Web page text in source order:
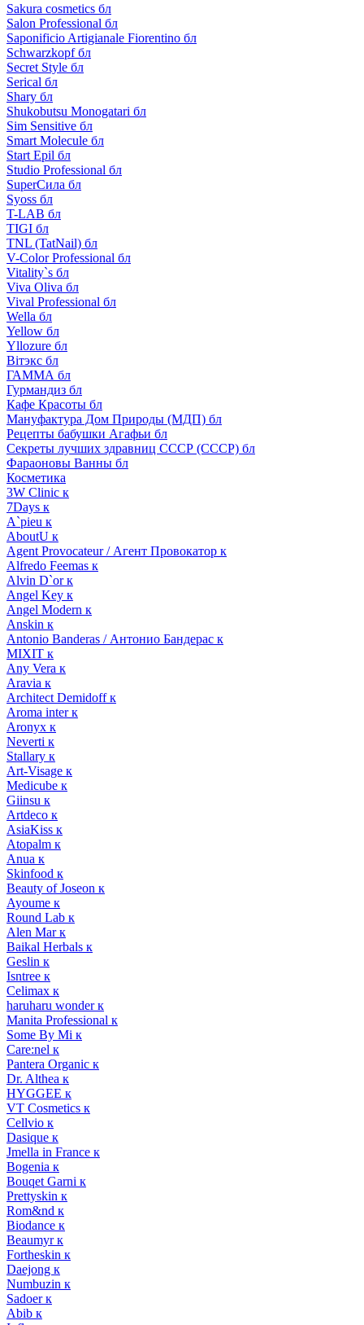
Sakura cosmetics бл
Salon Professional бл
Saponificio Artigianale Fiorentino бл
Schwarzkopf бл
Secret Style бл
Serical бл
Shary бл
Shukobutsu Monogatari бл
Sim Sensitive бл
Smart Molecule бл
Start Epil бл
Studio Professional бл
SuperСила бл
Syoss бл
T-LAB бл
TIGI бл
TNL (TatNail) бл
V-Color Professional бл
Vitality`s бл
Viva Oliva бл
Vival Professional бл
Wella бл
Yellow бл
Yllozure бл
Вiтэкс бл
ГАММА бл
Гурмандиз бл
Кафе Красоты бл
Мануфактура Дом Природы (МДП) бл
Рецепты бабушки Агафьи бл
Секреты лучших здравниц СССР (СССР) бл
Фараоновы Ванны бл
Косметика
3W Clinic к
7Days к
A`pieu к
AboutU к
Agent Provocateur / Агент Провокатор к
Alfredo Feemas к
Alvin D`or к
Angel Key к
Angel Modern к
Anskin к
Antonio Banderas / Антонио Бандерас к
MIXIT к
Any Vera к
Aravia к
Architect Demidoff к
Aroma inter к
Aronyx к
Neverti к
Stallary к
Art-Visage к
Medicube к
Giinsu к
Artdeco к
AsiaKiss к
Atopalm к
Anua к
Skinfood к
Beauty of Joseon к
Ayoume к
Round Lab к
Alen Mar к
Baikal Herbals к
Geslin к
Isntree к
Celimax к
haruharu wonder к
Manita Professional к
Some By Mi к
Care:nel к
Pantera Organic к
Dr. Althea к
HYGGEE к
VT Cosmetics к
Cellvio к
Dasique к
Jmella in France к
Bogenia к
Bouqet Garni к
Prettyskin к
Rom&nd к
Biodance к
Beaumyr к
Fortheskin к
Daejong к
Numbuzin к
Sadoer к
Abib к